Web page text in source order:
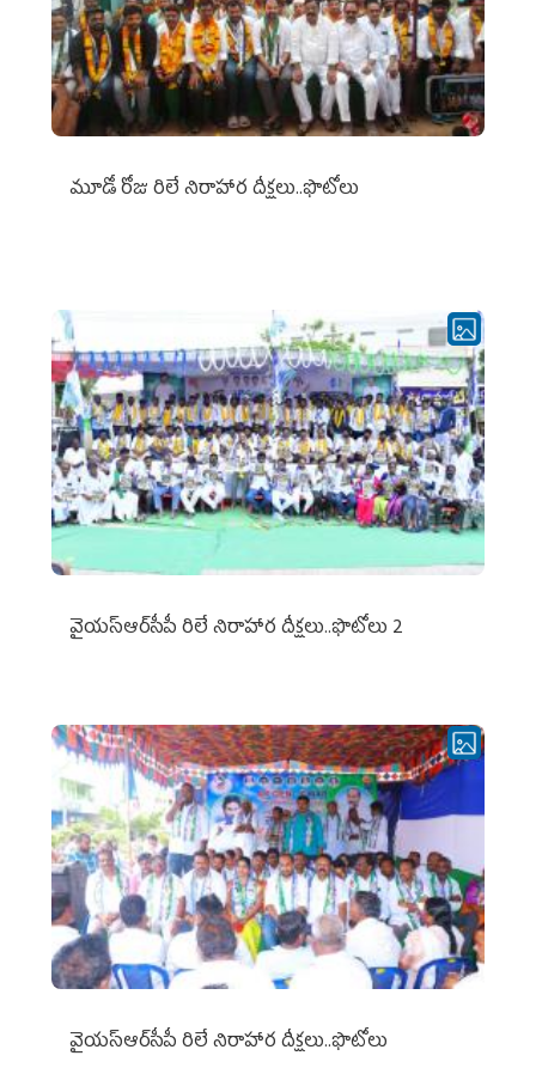
మూడో రోజు రిలే నిరాహార దీక్షలు..ఫొటోలు
వైయ‌స్ఆర్‌సీపీ రిలే నిరాహార దీక్షలు..ఫొటోలు 2
వైయ‌స్ఆర్‌సీపీ రిలే నిరాహార దీక్షలు..ఫొటోలు